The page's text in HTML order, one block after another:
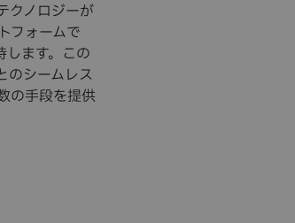
クノロジーが
フォームで
します。この
のシームレス
の手段を提供